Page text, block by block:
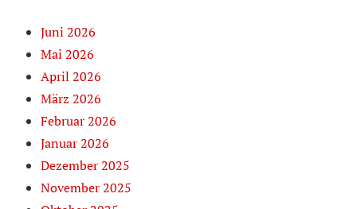
Juni 2026
Mai 2026
April 2026
März 2026
Februar 2026
Januar 2026
Dezember 2025
November 2025